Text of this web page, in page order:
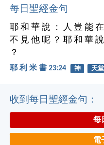
每日聖經金句
耶 和 華 說 ： 人 豈 能
不 見 他 呢 ？ 耶 和 華
？
耶 利 米 書 23:24 神 天堂
收到每日聖經金句：
每
電